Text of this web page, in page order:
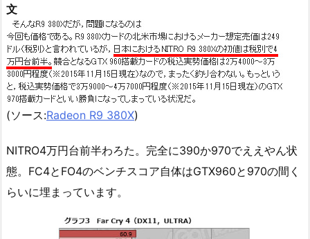
文
(ソース:Radeon R9 380X)
NITRO4万円台前半わろた。完全に390か970でええやん状
態。FC4とFO4のベンチスコア自体はGTX960と970の間く
らいに埋まっています。